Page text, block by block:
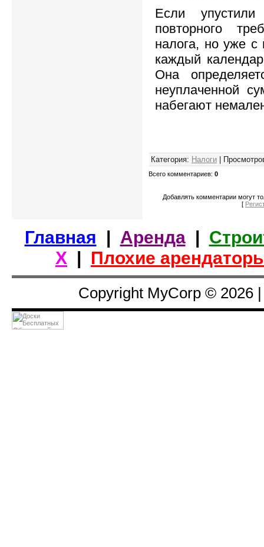
Если
повторного
налога, но уже с
каждый
Она
неуплаченной
набегают
Категория: Налоги
Всего комментариев: 0
Добавлять комментарии могут
[
Главная | Аренда|
Х | Плохие
Copyright MyCorp © 2026